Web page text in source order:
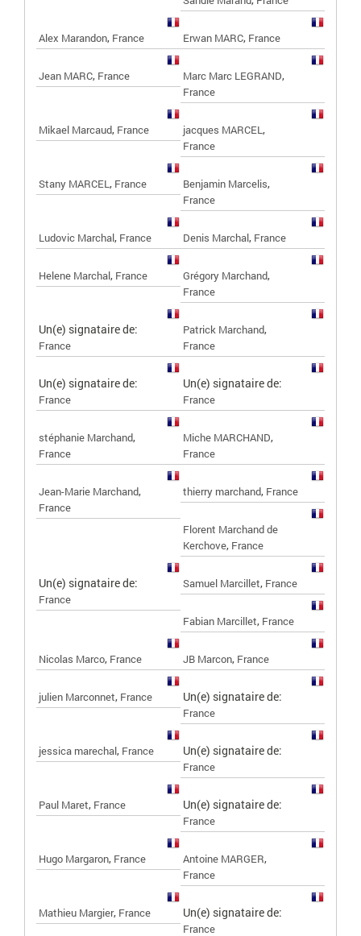
Alex Marandon, France Erwan MARC, France
Jean MARC, France Marc Marc LEGRAND,
France
Mikael Marcaud, France jacques MARCEL ,
France
Stany MARCEL , France Benjamin Marcelis,
France
Ludovic Marchal, France Denis Marchal, France
Helene Marchal, France Grégory Marchand,
France
Un(e) signataire de:
France
Patrick Marchand,
France
Un(e) signataire de:
France
Un(e) signataire de:
France
stéphanie Marchand,
France
Miche MARCHAND,
France
Jean-Marie Marchand,
France
thierry marchand, France
Florent Marchand de
Kerchove, France
Un(e) signataire de:
France
Samuel Marcillet, France
Fabian Marcillet, France
Nicolas Marco, France JB Marcon, France
julien Marconnet, France Un(e) signataire de:
France
jessica marechal, France Un(e) signataire de:
France
Paul Maret, France Un(e) signataire de:
France
Hugo Margaron, France Antoine MARGER,
France
Mathieu Margier, France Un(e) signataire de:
France